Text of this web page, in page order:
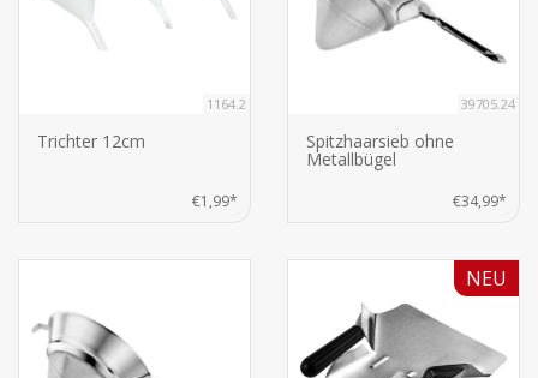
1164.2
Trichter 12cm
€1,99*
39705.24
Spitzhaarsieb ohne
Metallbügel
€34,99*
NEU